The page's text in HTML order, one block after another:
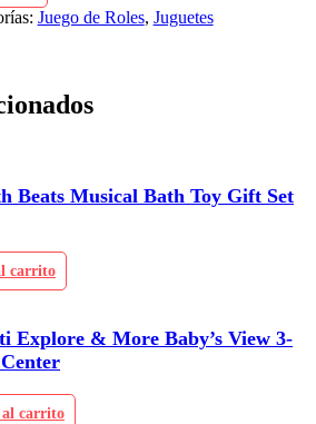
Juego de Roles, Juguetes
Beats Musical Bath Toy Gift Set
carrito
Explore & More Baby’s View 3-
carrito